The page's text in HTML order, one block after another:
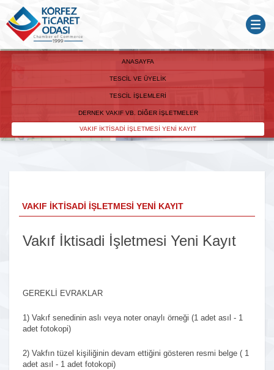
ANASAYFA
TESCIL VE ÜYELIK
TESCIL İŞLEMLERI
DERNEK VAKIF VB. DIĞER İŞLETMELER
VAKIF İKTISADI İŞLETMESI YENI KAYIT
VAKIF İKTISADI İŞLETMESI YENI KAYIT
Vakıf İktisadi İşletmesi Yeni Kayıt
GEREKLİ EVRAKLAR
1) Vakıf senedinin aslı veya noter onaylı örneği (1 adet asıl - 1
adet fotokopi)
2) Vakfın tüzel kişiliğinin devam ettiğini gösteren resmi belge ( 1
adet asıl - 1 adet fotokopi)